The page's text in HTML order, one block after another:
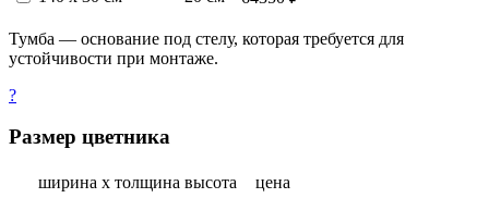
Тумба — основание под стелу, которая требуется для
устойчивости при монтаже.
?
Размер цветника
ширина х толщина высота
цена